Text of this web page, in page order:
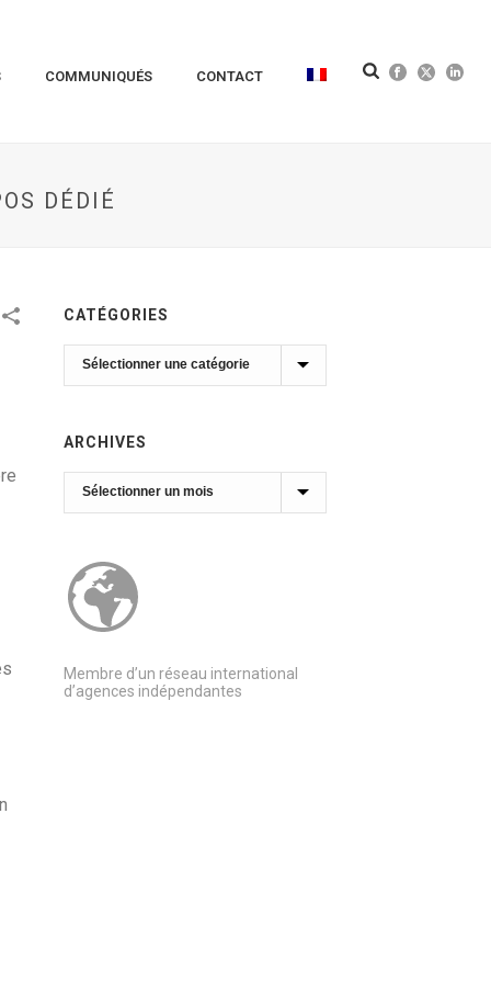
COMMUNIQUÉS CONTACT
DÉDIÉ
CATÉGORIES
Catégories
ARCHIVES
Archives
Membre d’un réseau international
d’agences indépendantes